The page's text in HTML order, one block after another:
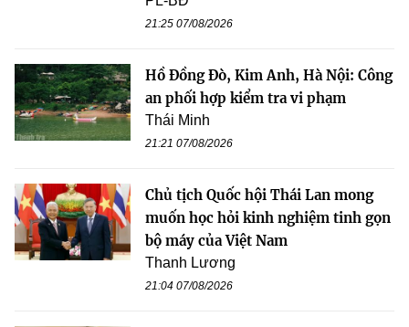
21:25 07/08/2026
Hồ Đồng Đò, Kim Anh, Hà Nội: Công
an phối hợp kiểm tra vi phạm
Thái Minh
21:21 07/08/2026
Chủ tịch Quốc hội Thái Lan mong
muốn học hỏi kinh nghiệm tinh gọn
bộ máy của Việt Nam
Thanh Lương
21:04 07/08/2026